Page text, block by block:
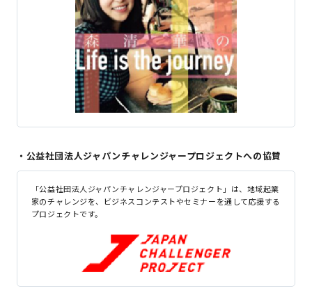
・公益社団法人ジャパンチャレンジャープロジェクトへの協賛
「公益社団法人ジャパンチャレンジャープロジェクト」は、地域起業
家のチャレンジを、ビジネスコンテストやセミナーを通して応援する
プロジェクトです。